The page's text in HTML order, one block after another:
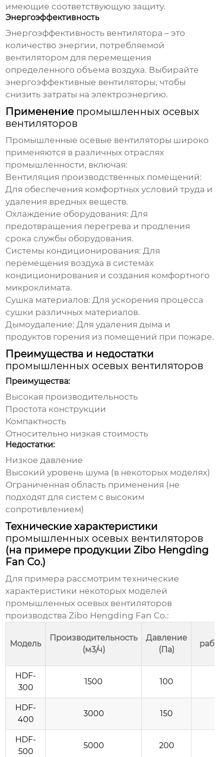
имеющие соответствующую защиту.
Энергоэффективность
Энергоэффективность вентилятора – это
количество энергии, потребляемой
вентилятором для перемещения
определенного объема воздуха. Выбирайте
энергоэффективные вентиляторы, чтобы
снизить затраты на электроэнергию.
Применение промышленных осевых
вентиляторов
Промышленные осевые вентиляторы широко
применяются в различных отраслях
промышленности, включая:
Вентиляция производственных помещений:
Для обеспечения комфортных условий труда и
удаления вредных веществ.
Охлаждение оборудования: Для
предотвращения перегрева и продления
срока службы оборудования.
Системы кондиционирования: Для
перемещения воздуха в системах
кондиционирования и создания комфортного
микроклимата.
Сушка материалов: Для ускорения процесса
сушки различных материалов.
Дымоудаление: Для удаления дыма и
продуктов горения из помещений при пожаре.
Преимущества и недостатки
промышленных осевых вентиляторов
Преимущества:
Высокая производительность
Простота конструкции
Компактность
Относительно низкая стоимость
Недостатки:
Низкое давление
Высокий уровень шума (в некоторых моделях)
Ограниченная область применения (не
подходят для систем с высоким
сопротивлением)
Технические характеристики
промышленных осевых вентиляторов
(на примере продукции Zibo Hengding
Fan Co.)
Для примера рассмотрим технические
характеристики некоторых моделей
промышленных осевых вентиляторов
производстваZibo Hengding Fan Co.:
Модель
Производительность
(м3/ч)
Давление
(Па)
HDF-
300
1500 100
HDF-
400
3000 150
HDF-
500
5000 200